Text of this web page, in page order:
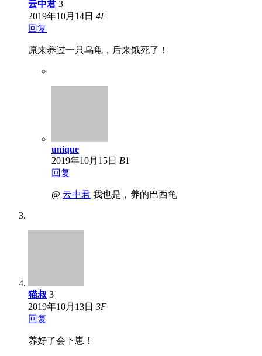
云中君 3
2019年10月14日 4F
回复
原来养过一只乌龟，后来饿死了！
unique
2019年10月15日 B1
回复
@ 云中君 我也是，养的巴西龟
猫叔 3
2019年10月13日 3F
回复
养好了会下崽！